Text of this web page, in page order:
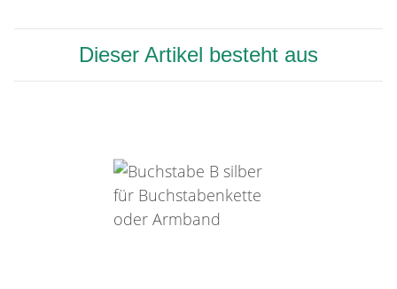
Dieser Artikel besteht aus